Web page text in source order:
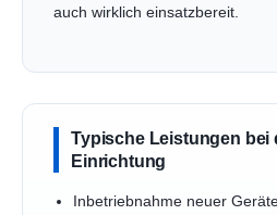
auch wirklich einsatzbereit.
Typische Leistungen bei
Einrichtung
Inbetriebnahme neuer